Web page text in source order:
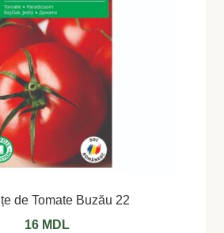
de Tomate Buzău 22
16 MDL